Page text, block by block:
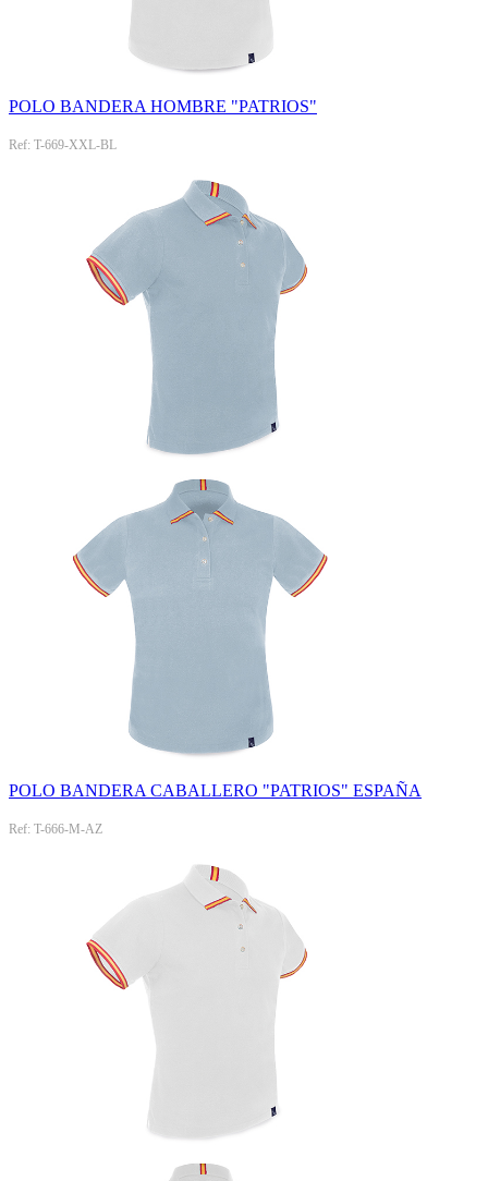
POLO BANDERA HOMBRE "PATRIOS"
Ref: T-669-XXL-BL
POLO BANDERA CABALLERO "PATRIOS" ESPAÑA
Ref: T-666-M-AZ